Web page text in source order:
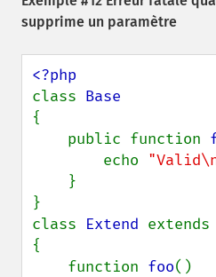
supprime un paramètre
class
{
    public function
        echo
}
class Extend extends
{
    function
foo()